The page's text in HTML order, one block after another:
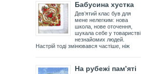
Бабусина хустка
Дев’ятий клас був для
мене нелегким: нова
школа, нове оточення,
шукала себе у товаристві
незнайомих людей.
Настрій тоді змінювався частіше, ніж
На рубежі пам’яті